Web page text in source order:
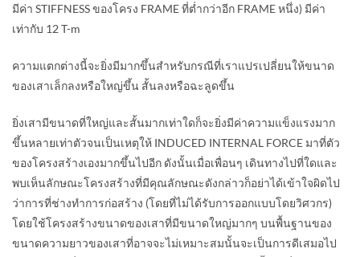
มีค่า STIFFNESS ของโครง FRAME ที่ต่ำกว่าอีก FRAME หนึ่ง) มีค่า
เท่ากับ 12 T-m
ความแตกต่างนี้จะยิ่งมีมากขึ้นสำหรับกรณีที่เราแปรเปลี่ยนให้ขนาด
ของเสาเล็กลงหรือใหญ่ขึ้น สั้นลงหรือฉะลูดขึ้น
ยิ่งเสามีขนาดที่ใหญ่และสั้นมากเท่าใดก็จะยิ่งมีค่าความแข็งแรงมาก
ขึ้นหลายเท่าตัวจนเป็นเหตุให้ INDUCED INTERNAL FORCE มาที่ตัว
ของโครงสร้างเองมากขึ้นไปอีก ดังนั้นเมื่อเพื่อนๆ เดินทางไปที่ใดและ
พบเห็นลักษณะโครงสร้างที่มีคุณลักษณะดังกล่าวก็อย่าได้เข้าใจผิดไป
ว่าการที่ช่างทำการก่อสร้าง (โดยที่ไม่ได้รับการออกแบบโดยวิศวกร)
โดยใช้โครงสร้างขนาดของเสาที่มีขนาดใหญ่มากๆ บนพื้นฐานของ
ขนาดความยาวของเสาที่อาจจะไม่เหมาะสมนั้นจะเป็นการดีเสมอไป